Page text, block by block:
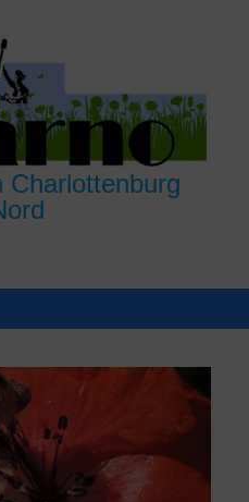
Charlottenburg